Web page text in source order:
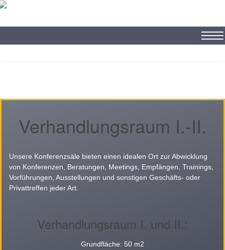
Englisch
Verhandlungsraum I.-II.
Unsere Konferenzsäle bieten einen idealen Ort zur Abwicklung
von Konferenzen, Beratungen, Meetings, Empfängen, Trainings,
Vorführungen, Ausstellungen und sonstigen Geschäfts- oder
Privattreffen jeder Art.
Verhandlungsraum I. und II.:
Grundfläche: 50 m2